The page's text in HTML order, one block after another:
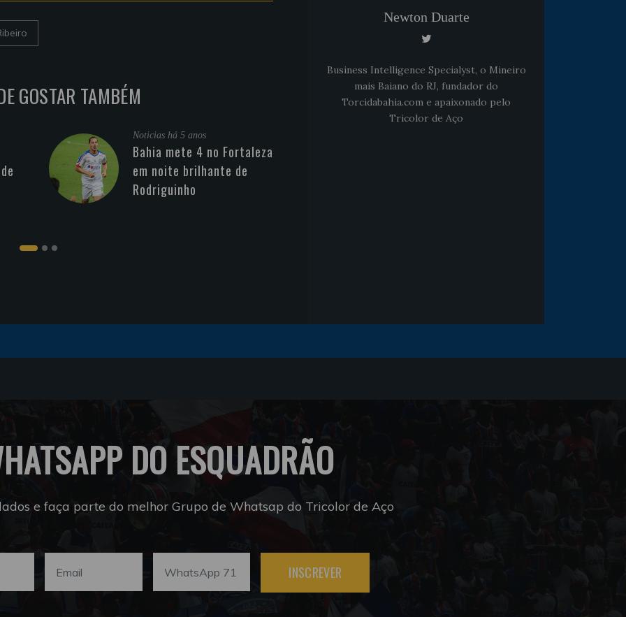
GOSTAR TAMBÉM
Noticias há 5 anos
Bahia mete 4 no Fortaleza
em noite brilhante de
Rodriguinho
Newton Duarte
Business Intelligence Specialyst, o Mineiro
mais Baiano do RJ, fundador do
Torcidabahia.com e apaixonado pelo
Tricolor de Aço
DO ESQUADRÃO
e faça parte do melhor Grupo de Whatsap do Tricolor de Aço
INSCREVER